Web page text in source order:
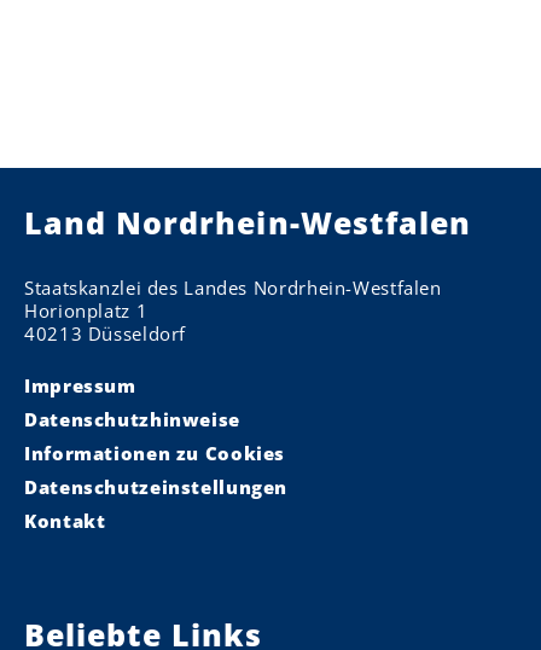
Land Nordrhein-Westfalen
Staatskanzlei des Landes Nordrhein-Westfalen
Horionplatz 1
40213 Düsseldorf
Impressum
Datenschutzhinweise
Informationen zu Cookies
Datenschutzeinstellungen
Kontakt
Beliebte Links